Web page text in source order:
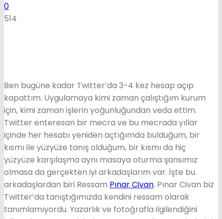
0
514
Ben bugüne kadar Twitter’da 3-4 kez hesap açıp
kapattım. Uygulamaya kimi zaman çalıştığım kurum
için, kimi zaman işlerin yoğunluğundan veda ettim.
Twitter enteresan bir mecra ve bu mecrada yıllar
içinde her hesabı yeniden açtığımda bulduğum, bir
kısmı ile yüzyüze tanış olduğum, bir kısmı da hiç
yüzyüze karşılaşma aynı masaya oturma şansımız
olmasa da gerçekten iyi arkadaşlarım var. İşte bu
arkadaşlardan biri Ressam Pınar Civan. Pınar Civan biz
Twitter’da tanıştığımızda kendini ressam olarak
tanımlamıyordu. Yazarlık ve fotoğrafla ilgilendiğini